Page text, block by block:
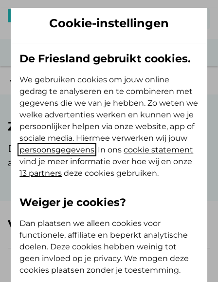
Veelgestelde vragen
Zorgverzekering aanvragen
De veelgestelde vragen over het
aanvragen van een zorgverzekering.
Veelgestelde vragen
Hoe kan ik me aanmelden bij De
Friesland?
Cookie-instellingen
De Friesland gebruikt cookies.
We gebruiken cookies om jouw online
gedrag te analyseren en te combineren met
gegevens die we van je hebben. Zo weten we
welke advertenties werken en kunnen we je
persoonlijker helpen via onze website, app of
sociale media. Hiermee verwerken wij jouw
persoonsgegevens. In onscookie statement
vind je meer informatie over hoe wij en onze
13 partners deze cookies gebruiken.
Weiger je cookies?
Dan plaatsen we alleen cookies voor
functionele, affiliate en beperkt analytische
doelen. Deze cookies hebben weinig tot
geen invloed op je privacy. We mogen deze
cookies plaatsen zonder je toestemming.